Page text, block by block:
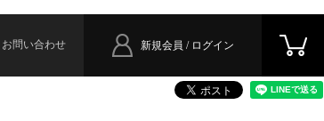
新規会員 / ログイン
お問い合わせ